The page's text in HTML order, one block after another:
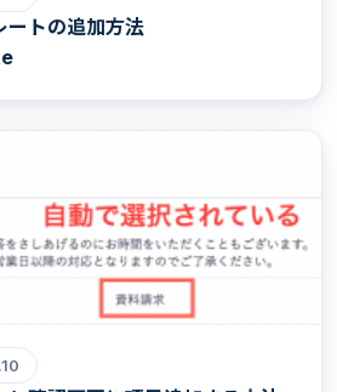
ートの追加方法